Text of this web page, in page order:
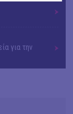
για την